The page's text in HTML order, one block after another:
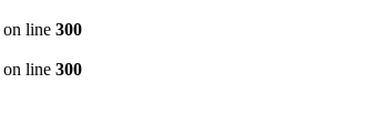
on line 300
on line 300